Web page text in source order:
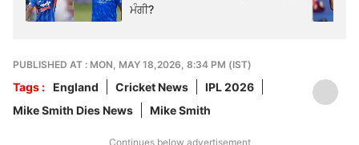
ਮੰਗੀ?
PUBLISHED AT : MON, MAY 18,2026, 8:34 PM (IST)
Tags : England Cricket News
IPL 2026
Mike Smith Dies News
Mike Smith
Continues below advertisement